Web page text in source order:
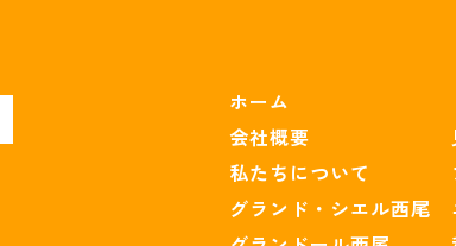
ホーム
会社概要
私たちについて
グランド・シエル西尾